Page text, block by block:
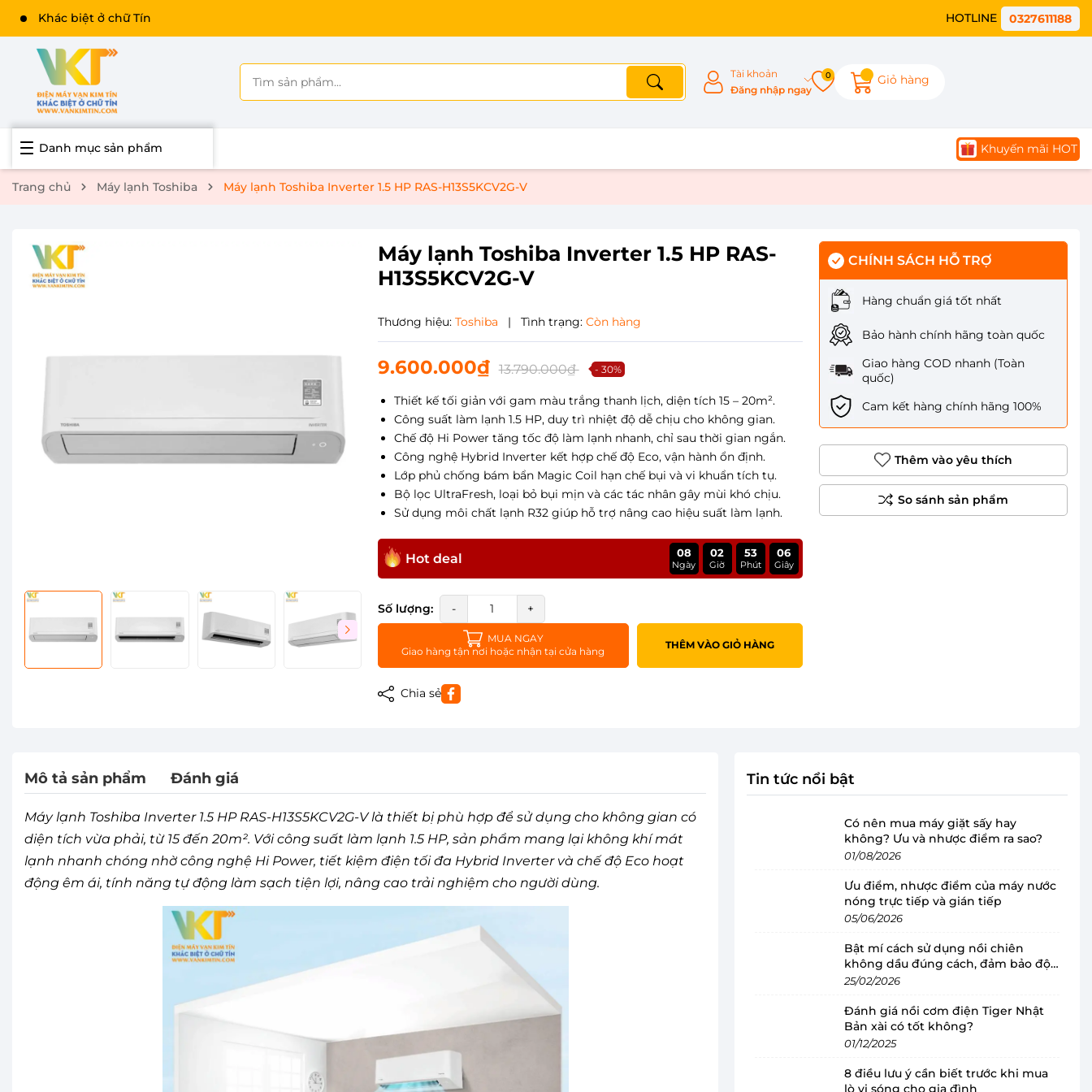
Khác biệt ở chữ Tín HOTLINE 0327611188
Tài khoản
Đăng nhập ngay
0 Giỏ hàng
Danh mục sản phẩm Khuyến mãi HOT
Trang chủ Máy lạnh Toshiba Máy lạnh Toshiba Inverter 1.5 HP RAS-H13S5KCV2G-V
Máy lạnh Toshiba Inverter 1.5 HP RAS-
H13S5KCV2G-V
Thương hiệu: Toshiba | Tình trạng: Còn hàng
9.600.000₫ 13.790.000₫ - 30%
Thiết kế tối giản với gam màu trắng thanh lịch, diện tích 15 – 20m².
Công suất làm lạnh 1.5 HP, duy trì nhiệt độ dễ chịu cho không gian.
Chế độ Hi Power tăng tốc độ làm lạnh nhanh, chỉ sau thời gian ngắn.
Công nghệ Hybrid Inverter kết hợp chế độ Eco, vận hành ổn định.
Lớp phủ chống bám bẩn Magic Coil hạn chế bụi và vi khuẩn tích tụ.
Bộ lọc UltraFresh, loại bỏ bụi mịn và các tác nhân gây mùi khó chịu.
Sử dụng môi chất lạnh R32 giúp hỗ trợ nâng cao hiệu suất làm lạnh.
Hot deal 08
Ngày
02
Giờ
53
Phút
05
Giây
Số lượng: - +
MUA NGAY
Giao hàng tận nơi hoặc nhận tại cửa hàng
THÊM VÀO GIỎ HÀNG
Chia sẻ
CHÍNH SÁCH HỖ TRỢ
Hàng chuẩn giá tốt nhất
Bảo hành chính hãng toàn quốc
Giao hàng COD nhanh (Toàn
quốc)
Cam kết hàng chính hãng 100%
Thêm vào yêu thích
Mô tả sản phẩm Đánh giá
Máy lạnh Toshiba Inverter 1.5 HP RAS-H13S5KCV2G-V là thiết bị phù hợp để sử dụng cho không gian có
diện tích vừa phải, từ 15 đến 20m². Với công suất làm lạnh 1.5 HP, sản phẩm mang lại không khí mát
lạnh nhanh chóng nhờ công nghệ Hi Power, tiết kiệm điện tối đa Hybrid Inverter và chế độ Eco hoạt
động êm ái, tính năng tự động làm sạch tiện lợi, nâng cao trải nghiệm cho người dùng.
Tin tức nổi bật
Có nên mua máy giặt sấy hay
không? Ưu và nhược điểm ra sao?
01/08/2026
Ưu điểm, nhược điểm của máy nước
nóng trực tiếp và gián tiếp
05/06/2026
Bật mí cách sử dụng nồi chiên
không dầu đúng cách, đảm bảo độ
bền
25/02/2026
Đánh giá nồi cơm điện Tiger Nhật
Bản xài có tốt không?
01/12/2025
8 điều lưu ý cần biết trước khi mua
lò vi sóng cho gia đình